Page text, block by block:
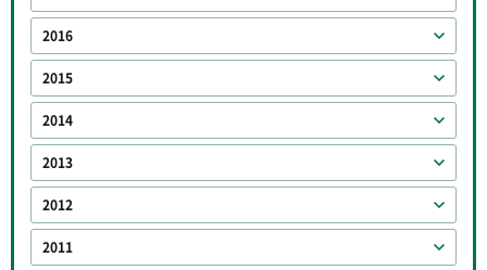
2016
2015
2014
2013
2012
2011